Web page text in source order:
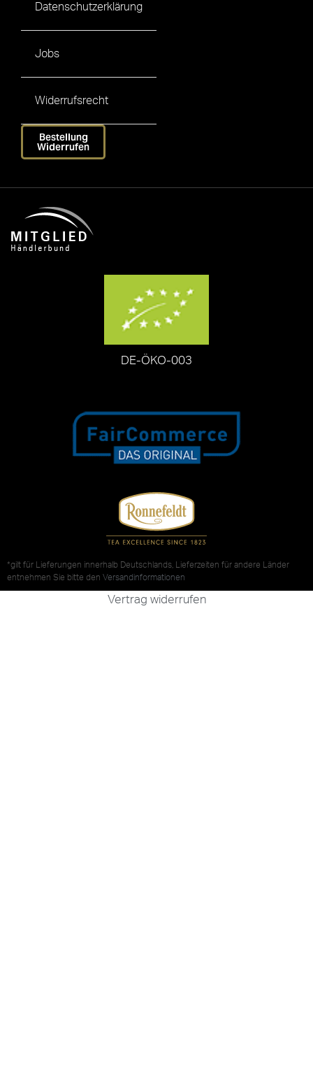
Datenschutzerklärung
Jobs
Widerrufsrecht
Bestellung
Widerrufen
DE-ÖKO-003
*gilt für Lieferungen innerhalb Deutschlands, Lieferzeiten für andere Länder
entnehmen Sie bitte den Versandinformationen
Vertrag widerrufen